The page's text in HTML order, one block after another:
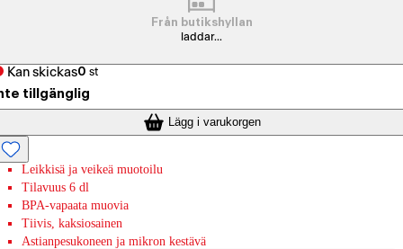
Från butikshyllan
laddar...
Kan skickas0 st
tillgänglig
Lägg i varukorgen
Leikkisä ja veikeä muotoilu
Tilavuus 6 dl
BPA-vapaata muovia
Tiivis, kaksiosainen
Astianpesukoneen ja mikron kestävä